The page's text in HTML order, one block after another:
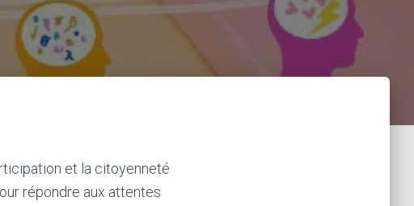
et la citoyenneté
répondre aux attentes